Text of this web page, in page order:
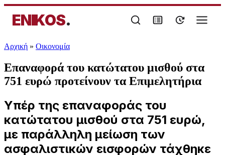
ENIKOS.
Αρχική » Oικονομία
Επαναφορά του κατώτατου μισθού στα
751 ευρώ προτείνουν τα Επιμελητήρια
Υπέρ της επαναφοράς του
κατώτατου μισθού στα 751 ευρώ,
με παράλληλη μείωση των
ασφαλιστικών εισφορών τάχθηκε